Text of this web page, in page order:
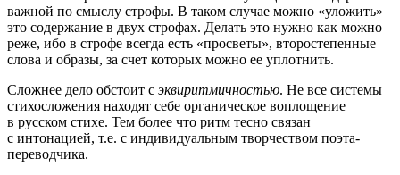
важной по смыслу строфы. В таком случае можно «уложить»
это содержание в двух строфах. Делать это нужно как можно
реже, ибо в строфе всегда есть «просветы», второстепенные
слова и образы, за счет которых можно ее уплотнить.
Сложнее дело обстоит с эквиритмичностью. Не все системы
стихосложения находят себе органическое воплощение
в русском стихе. Тем более что ритм тесно связан
с интонацией, т.е. с индивидуальным творчеством поэта-
переводчика.